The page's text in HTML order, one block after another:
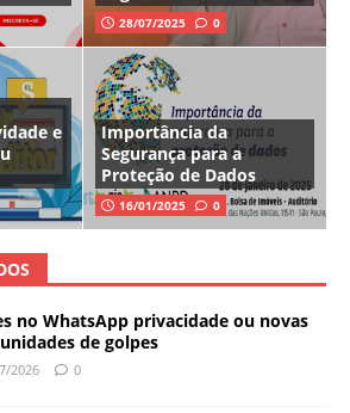
28/07/2025 0
e
Importância da
Segurança para a
Proteção de Dados
16/01/2025 0
no WhatsApp privacidade ou novas
de golpes
2026 0